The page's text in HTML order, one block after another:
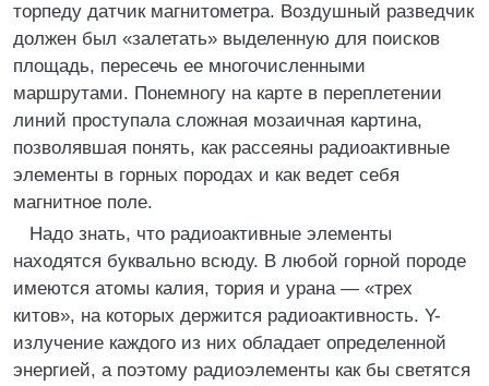
торпеду датчик магнитометра. Воздушный разведчик
должен был «залетать» выделенную для поисков
площадь, пересечь ее многочисленными
маршрутами. Понемногу на карте в переплетении
линий проступала сложная мозаичная картина,
позволявшая понять, как рассеяны радиоактивные
элементы в горных породах и как ведет себя
магнитное поле.
Надо знать, что радиоактивные элементы
находятся буквально всюду. В любой горной породе
имеются атомы калия, тория и урана — «трех
китов», на которых держится радиоактивность. Y-
излучение каждого из них обладает определенной
энергией, а поэтому радиоэлементы как бы светятся